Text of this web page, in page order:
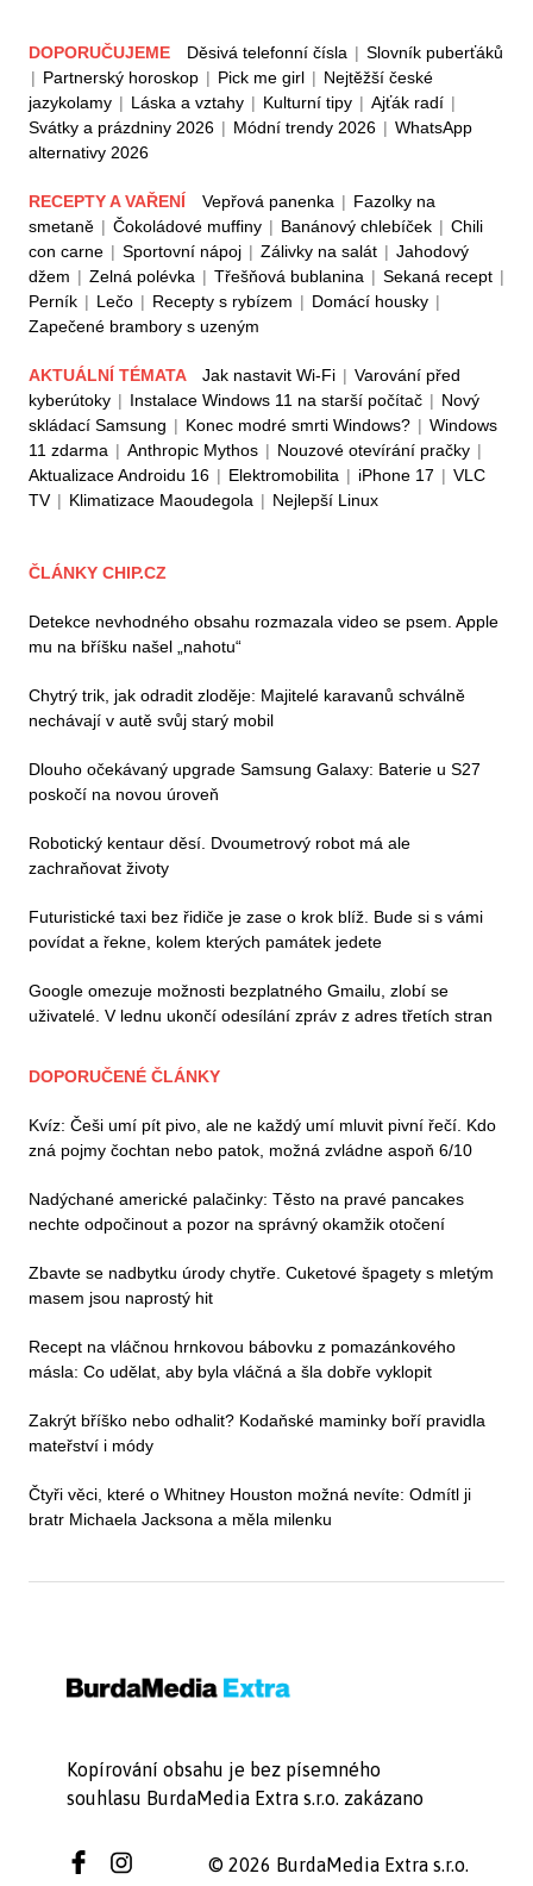
DOPORUČUJEME Děsivá telefonní čísla | Slovník puberťáků
| Partnerský horoskop | Pick me girl | Nejtěžší české
jazykolamy | Láska a vztahy | Kulturní tipy | Ajťák radí |
Svátky a prázdniny 2026 | Módní trendy 2026 | WhatsApp
alternativy 2026
RECEPTY A VAŘENÍ Vepřová panenka | Fazolky na
smetaně | Čokoládové muffiny | Banánový chlebíček | Chili
con carne | Sportovní nápoj | Zálivky na salát | Jahodový
džem | Zelná polévka | Třešňová bublanina | Sekaná recept |
Perník | Lečo | Recepty s rybízem | Domácí housky |
Zapečené brambory s uzeným
AKTUÁLNÍ TÉMATA Jak nastavit Wi-Fi | Varování před
kyberútoky | Instalace Windows 11 na starší počítač | Nový
skládací Samsung | Konec modré smrti Windows? | Windows
11 zdarma | Anthropic Mythos | Nouzové otevírání pračky |
Aktualizace Androidu 16 | Elektromobilita | iPhone 17 | VLC
TV | Klimatizace Maoudegola | Nejlepší Linux
ČLÁNKY CHIP.CZ
Detekce nevhodného obsahu rozmazala video se psem. Apple
mu na bříšku našel „nahotu“
Chytrý trik, jak odradit zloděje: Majitelé karavanů schválně
nechávají v autě svůj starý mobil
Dlouho očekávaný upgrade Samsung Galaxy: Baterie u S27
poskočí na novou úroveň
Robotický kentaur děsí. Dvoumetrový robot má ale
zachraňovat životy
Futuristické taxi bez řidiče je zase o krok blíž. Bude si s vámi
povídat a řekne, kolem kterých památek jedete
Google omezuje možnosti bezplatného Gmailu, zlobí se
uživatelé. V lednu ukončí odesílání zpráv z adres třetích stran
DOPORUČENÉ ČLÁNKY
Kvíz: Češi umí pít pivo, ale ne každý umí mluvit pivní řečí. Kdo
zná pojmy čochtan nebo patok, možná zvládne aspoň 6/10
Nadýchané americké palačinky: Těsto na pravé pancakes
nechte odpočinout a pozor na správný okamžik otočení
Zbavte se nadbytku úrody chytře. Cuketové špagety s mletým
masem jsou naprostý hit
Recept na vláčnou hrnkovou bábovku z pomazánkového
másla: Co udělat, aby byla vláčná a šla dobře vyklopit
Zakrýt bříško nebo odhalit? Kodaňské maminky boří pravidla
mateřství i módy
Čtyři věci, které o Whitney Houston možná nevíte: Odmítl ji
bratr Michaela Jacksona a měla milenku
Kopírování obsahu je bez písemného
souhlasu BurdaMedia Extra s.r.o. zakázano
© 2026 BurdaMedia Extra s.r.o.